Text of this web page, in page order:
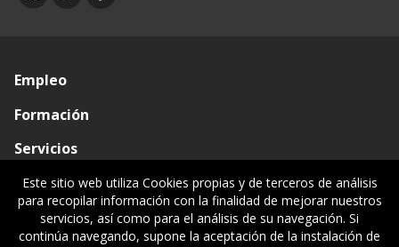
Empleo
Formación
Servicios
Conócenos
Visado de documentos
Este sitio web utiliza Cookies propias y de terceros de análisis
para recopilar información con la finalidad de mejorar nuestros
servicios, así como para el análisis de su navegación. Si
continúa navegando, supone la aceptación de la instalación de